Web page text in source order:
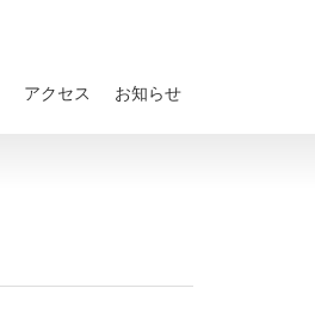
アクセス お知らせ